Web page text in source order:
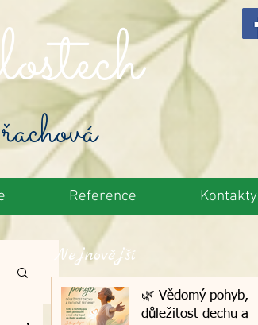
Reference Kontakty
Nejnovější
🌿 Vědomý pohyb,
důležitost dechu a